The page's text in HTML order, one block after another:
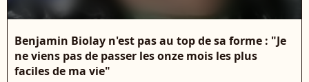
Benjamin Biolay n'est pas au top de sa forme : "Je
ne viens pas de passer les onze mois les plus
faciles de ma vie"